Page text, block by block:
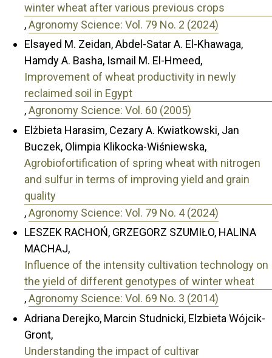
winter wheat after various previous crops
,Agronomy Science: Vol. 79 No. 2 (2024)
Elsayed M. Zeidan, Abdel-Satar A. El-Khawaga,
Hamdy A. Basha, Ismail M. El-Hmeed,
Improvement of wheat productivity in newly
reclaimed soil in Egypt
,Agronomy Science: Vol. 60 (2005)
Elżbieta Harasim, Cezary A. Kwiatkowski, Jan
Buczek, Olimpia Klikocka-Wiśniewska,
Agrobiofortification of spring wheat with nitrogen
and sulfur in terms of improving yield and grain
quality
,Agronomy Science: Vol. 79 No. 4 (2024)
LESZEK RACHOŃ, GRZEGORZ SZUMIŁO, HALINA
MACHAJ,
Influence of the intensity cultivation technology on
the yield of different genotypes of winter wheat
,Agronomy Science: Vol. 69 No. 3 (2014)
Adriana Derejko, Marcin Studnicki, Elzbieta Wójcik-
Gront,
Understanding the impact of cultivar